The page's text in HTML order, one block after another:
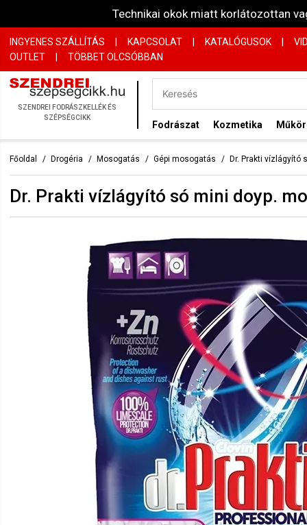
Technikai okok miatt korlátozottan
INGYENES SZÁLLÍTÁS KAPCSOLAT KATALÓGUSOK
OUTLET
| TÖBBET OLCSÓBBAN
SZENDREI FODRÁSZKELLÉK ÉS
SZÉPSÉGCIKK
Fodrászat Kozmetika
Főoldal Drogéria Mosogatás Gépi mosogatás Dr. Prakti vízlágyító
Dr. Prakti vízlágyító só mini doyp.